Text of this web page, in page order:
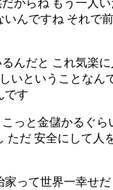
からね もう一人
んですね それで
んだと これ気楽
いということなん
です
っと金儲かるぐ
だ 安全にして人
って世界一幸せ